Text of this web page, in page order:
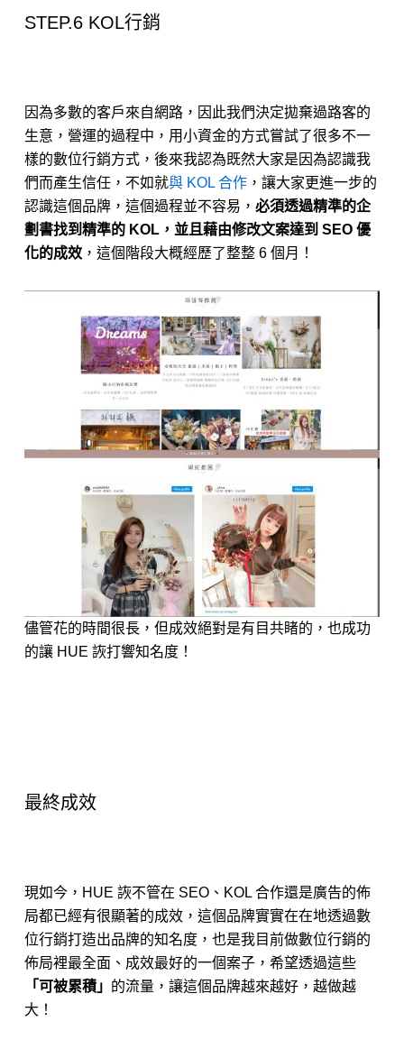
STEP.6 KOL行銷
因為多數的客戶來自網路，因此我們決定拋棄過路客的
生意，營運的過程中，用小資金的方式嘗試了很多不一
樣的數位行銷方式，後來我認為既然大家是因為認識我
們而產生信任，不如就與 KOL 合作 ，讓大家更進一步的
認識這個品牌，這個過程並不容易， 必須透過精準的企
劃書找到精準的 KOL，並且藉由修改文案達到 SEO 優
化的成效 ，這個階段大概經歷了整整 6 個月！
儘管花的時間很長，但成效絕對是有目共睹的，也成功
的讓 HUE 詼打響知名度！
最終成效
現如今，HUE 詼不管在 SEO、KOL 合作還是廣告的佈
局都已經有很顯著的成效，這個品牌實實在在地透過數
位行銷打造出品牌的知名度，也是我目前做數位行銷的
佈局裡最全面、成效最好的一個案子，希望透過這些
「可被累積」 的流量，讓這個品牌越來越好，越做越
大！